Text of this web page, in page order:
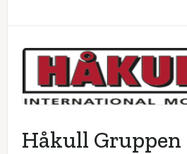
Håkull Gruppen